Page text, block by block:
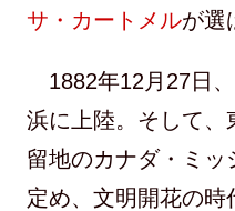
サ・カートメルが選
1882年12月27日
浜に上陸。そして
留地のカナダ・ミッ
定め、文明開花の時